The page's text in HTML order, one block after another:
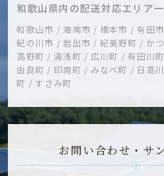
和歌山県内の配送対応エリア
和歌山市 / 海南市 / 橋本市 / 有田
紀の川市 / 岩出市 / 紀美野町 / か
高野町 / 湯浅町 / 広川町 / 有田川
由良町 / 印南町 / みなべ町 / 日高
町 / すさみ町
お問い合わせ・サ